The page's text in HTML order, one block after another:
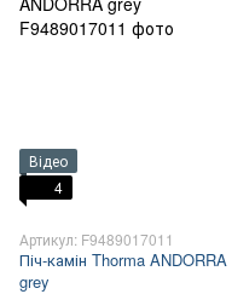
Відео
4
Артикул: F9489017011
Піч-камін Thorma ANDORRA
grey